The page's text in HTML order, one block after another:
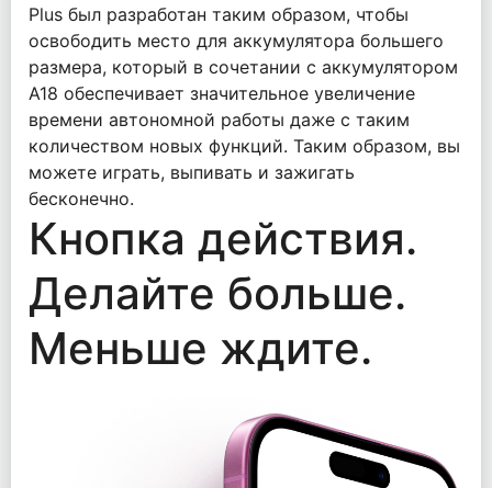
Plus был разработан таким образом, чтобы
освободить место для аккумулятора большего
размера, который в сочетании с аккумулятором
A18 обеспечивает значительное увеличение
времени автономной работы даже с таким
количеством новых функций. Таким образом, вы
можете играть, выпивать и зажигать
бесконечно.
Кнопка действия.
Делайте больше.
Меньше ждите.